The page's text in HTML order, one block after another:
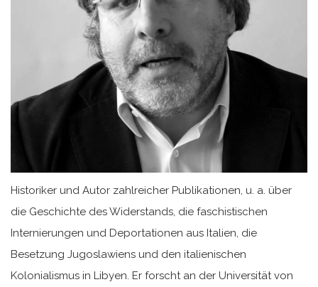
Historiker und Autor zahlreicher Publikationen, u. a. über
die Geschichte des Widerstands, die faschistischen
Internierungen und Deportationen aus Italien, die
Besetzung Jugoslawiens und den italienischen
Kolonialismus in Libyen. Er forscht an der Universität von